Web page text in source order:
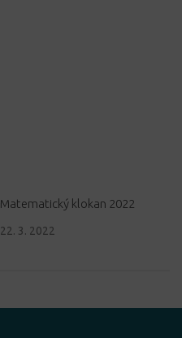
Matematický klokan 2022
22. 3. 2022